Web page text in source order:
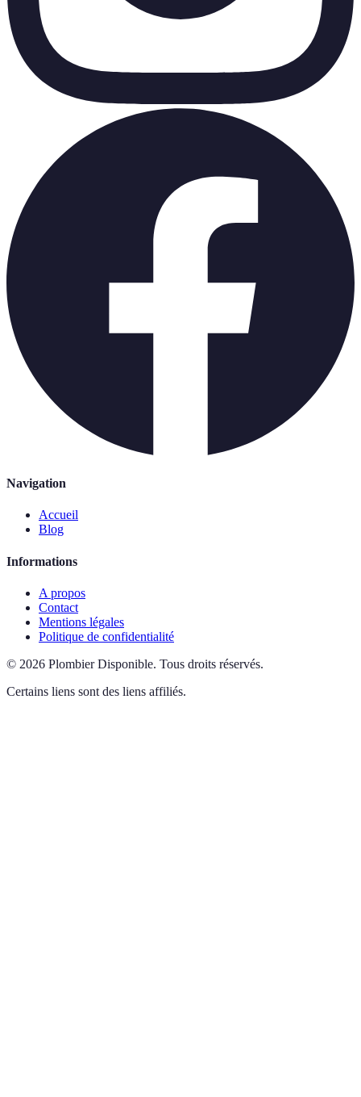
Navigation
Accueil
Blog
Informations
A propos
Contact
Mentions légales
Politique de confidentialité
© 2026 Plombier Disponible. Tous droits réservés.
Certains liens sont des liens affiliés.